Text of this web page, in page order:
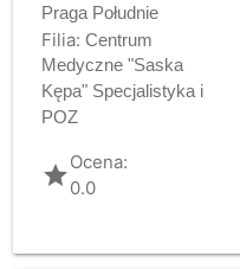
Praga Południe
Filia: Centrum
Medyczne "Saska
Kępa" Specjalistyka i
POZ
gradeOcena:
0.0